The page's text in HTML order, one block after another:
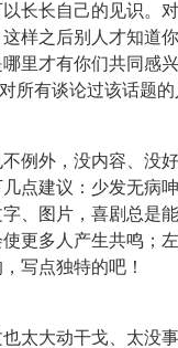
长长自己的见识。
样之后别人才知道
里才有你们共同感
所有谈论过该话题的
例外，没内容、没
点建议：少发无病
、图片，喜剧总是
更多人产生共鸣；
写点独特的吧！
太大动干戈、太没